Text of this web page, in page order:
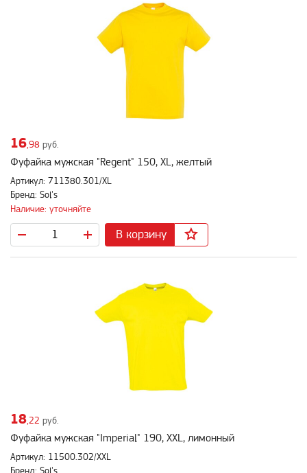
16,98 руб.
Фуфайка мужская "Regent" 150, XL, желтый
Артикул: 711380.301/XL
Бренд: Sol's
Наличие: уточняйте
В корзину
18 ,22 руб.
Фуфайка мужская "Imperial" 190, XXL, лимонный
Артикул: 11500.302/XXL
Бренд: Sol's